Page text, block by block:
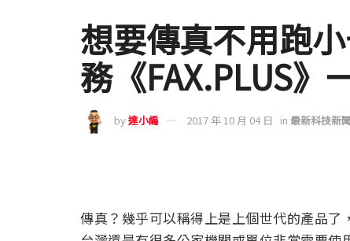
想要傳真不用跑
務《FAX.PLUS》
by達小編 2017 年 10 月 04 日 in 最新科技新
傳真？幾乎可以稱得上是上個世代的產品